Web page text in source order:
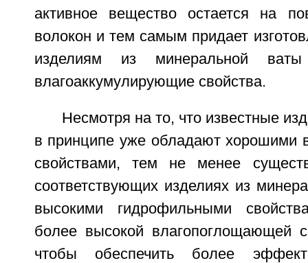
активное вещество остается на
волокон и тем самым придает
изделиям из минеральной
влагоаккумулирующие свойства.
Несмотря на то, что известные
в принципе уже обладают хорошими
свойствами, тем не менее
соответствующих изделиях из
высокими гидрофильными
более высокой влагопоглощающей
чтобы обеспечить более